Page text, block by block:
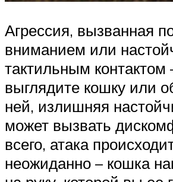
Агрессия, вызванная
вниманием или
тактильным контактом
выглядите кошку или
ней, излишняя
может вызвать
всего, атака
неожиданно – кошка